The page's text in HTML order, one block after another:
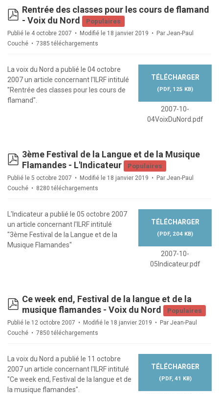
pdf
Rentrée des classes pour les cours de flamand
- Voix du Nord
Populaires
Publié le 4 octobre 2007 Modifié le 18 janvier 2019 Par Jean-Paul
Couché
7385 téléchargements
TÉLÉCHARGER
(PDF, 125 KB)
2007-10-
04VoixDuNord.pdf
La voix du Nord a publié le 04 octobre
2007 un article concernant l'ILRF intitulé
"Rentrée des classes pour les cours de
flamand".
pdf
3ème Festival de la Langue et de la Musique
Flamandes - L'Indicateur
Populaires
Publié le 5 octobre 2007 Modifié le 18 janvier 2019 Par Jean-Paul
Couché
8280 téléchargements
TÉLÉCHARGER
(PDF, 204 KB)
2007-10-
05Indicateur.pdf
L'Indicateur a publié le 05 octobre 2007
un article concernant l'ILRF intitulé
"3ème Festival de la Langue et de la
Musique Flamandes"
pdf
Ce week end, Festival de la langue et de la
musique flamandes - Voix du Nord
Populaires
Publié le 12 octobre 2007 Modifié le 18 janvier 2019 Par Jean-Paul
Couché
7850 téléchargements
TÉLÉCHARGER
(PDF, 41 KB)
La voix du Nord a publié le 11 octobre
2007 un article concernant l'ILRF intitulé
"Ce week end, Festival de la langue et de
la musique flamandes".